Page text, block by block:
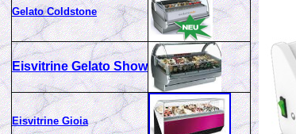
Gelato Coldstone
Eisvitrine Gelato Show
Eisvitrine Gioia